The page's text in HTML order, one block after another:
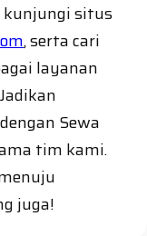
kunjungi situs
, serta cari
layanan
Sewa
tim kami.
juga!